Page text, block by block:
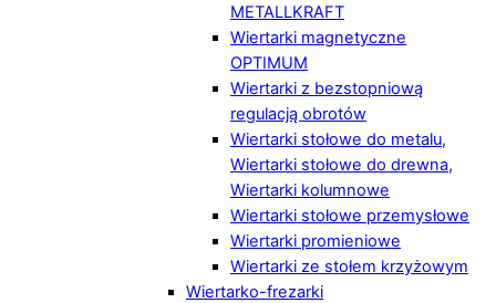
METALLKRAFT
Wiertarki magnetyczne
OPTIMUM
Wiertarki z bezstopniową
regulacją obrotów
Wiertarki stołowe do metalu,
Wiertarki stołowe do drewna,
Wiertarki kolumnowe
Wiertarki stołowe przemysłowe
Wiertarki promieniowe
Wiertarki ze stołem krzyżowym
Wiertarko-frezarki